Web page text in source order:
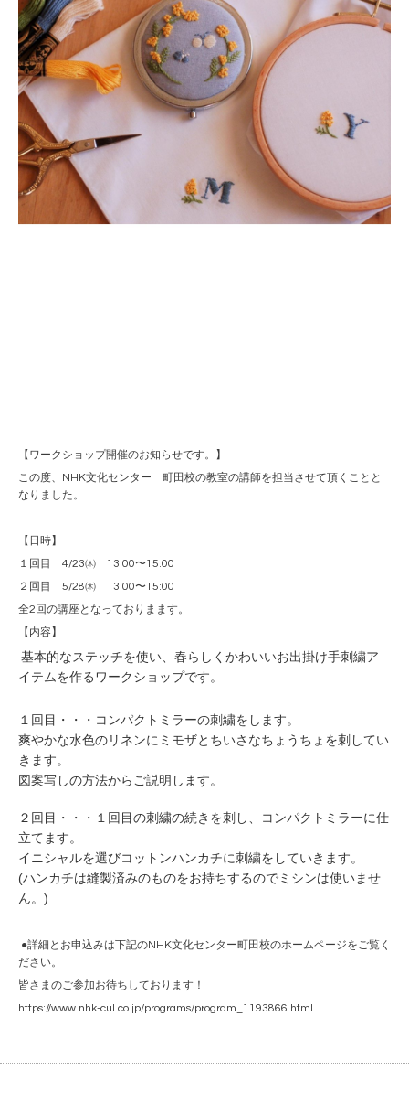
【ワークショップ開催のお知らせです。】
この度、NHK文化センター 町田校の教室の講師を担当させて頂くことと
なりました。
【日時】
１回目 4/23㈭ 13:00〜15:00
２回目 5/28㈭ 13:00〜15:00
全2回の講座となっておりまます。
【内容】
基本的なステッチを使い、春らしくかわいいお出掛け手刺繍ア
イテムを作るワークショップです。
１回目・・・コンパクトミラーの刺繍をします。
爽やかな水色のリネンにミモザとちいさなちょうちょを刺してい
きます。
図案写しの方法からご説明します。
２回目・・・１回目の刺繍の続きを刺し、コンパクトミラーに仕
立てます。
イニシャルを選びコットンハンカチに刺繍をしていきます。
(ハンカチは縫製済みのものをお持ちするのでミシンは使いませ
ん。)
●詳細とお申込みは下記のNHK文化センター町田校のホームページをご覧く
ださい。
皆さまのご参加お待ちしております！
https://www.nhk-cul.co.jp/programs/program_1193866.html